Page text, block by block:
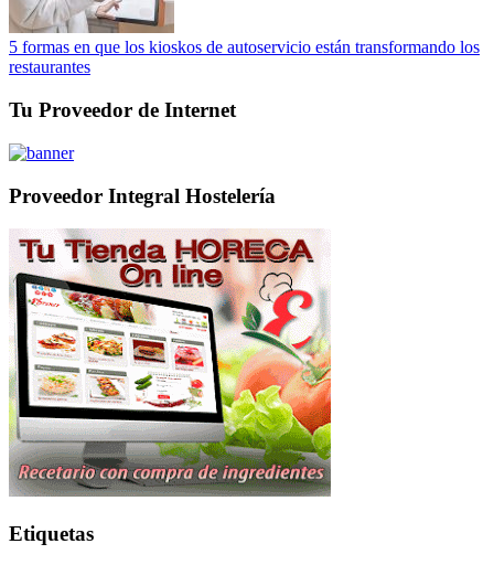
5 formas en que los kioskos de autoservicio están transformando los
restaurantes
Tu Proveedor de Internet
Proveedor Integral Hostelería
Etiquetas